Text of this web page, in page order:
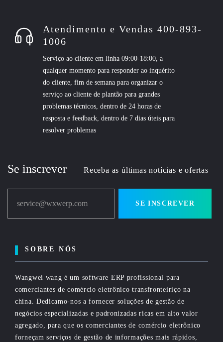
Atendimento e Vendas 400-893-
1006
Serviço ao cliente em linha 09:00-18:00, a
qualquer momento para responder ao inquérito
do cliente, fim de semana para organizar o
serviço ao cliente de plantão para grandes
problemas técnicos, dentro de 24 horas de
resposta e feedback, dentro de 7 dias úteis para
resolver problemas
Se inscrever Receba as últimas notícias e ofertas
service@wxwerp.com SE INSCREVER
SOBRE NÓS
Wangwei wang é um software ERP profissional para
comerciantes de comércio eletrônico transfronteiriço na
china. Dedicamo-nos a fornecer soluções de gestão de
negócios especializadas e padronizadas ricas em alto valor
agregado, para que os comerciantes de comércio eletrônico
forneçam serviços de gestão de informações mais rápidos,